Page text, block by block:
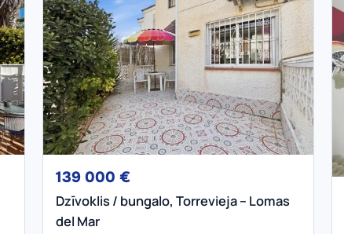
139 000 €
Dzīvoklis / bungalo, Torrevieja – Lomas
del Mar